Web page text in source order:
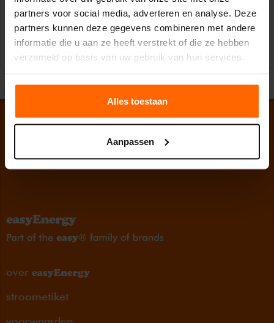
partners voor social media, adverteren en analyse. Deze
partners kunnen deze gegevens combineren met andere
informatie die u aan ze heeft verstrekt of die ze hebben
verzameld op basis van uw gebruik van hun services.
Alles toestaan
Aanpassen
Journey van onze easyEnergy klanten: jebent een ware spin in het
web, “hokjes denken”?...
over
stroometiket